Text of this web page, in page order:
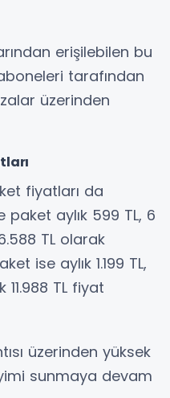
erişilebilen bu
tarafından
üzerinden
fiyatları da
aylık 599 TL, 6
TL olarak
ise aylık 1.199 TL,
11.988 TL fiyat
üzerinden yüksek
sunmaya devam